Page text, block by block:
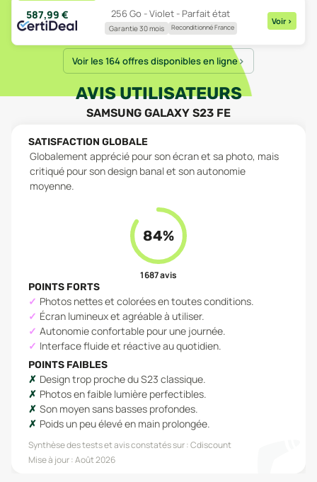
587,99 € 256 Go - Violet - Parfait état
Garantie 30 mois Reconditionné France
Voir >
Voir les 164 offres disponibles en ligne
AVIS UTILISATEURS
SAMSUNG GALAXY S23 FE
SATISFACTION GLOBALE
Globalement apprécié pour son écran et sa photo, mais
critiqué pour son design banal et son autonomie
moyenne.
84%
1 687avis
POINTS FORTS
Photos nettes et colorées en toutes conditions.
Écran lumineux et agréable à utiliser.
Autonomie confortable pour une journée.
Interface fluide et réactive au quotidien.
POINTS FAIBLES
Design trop proche du S23 classique.
Photos en faible lumière perfectibles.
Son moyen sans basses profondes.
Poids un peu élevé en main prolongée.
Synthèse des tests et avis constatés sur :Cdiscount
Mise à jour :Août 2026